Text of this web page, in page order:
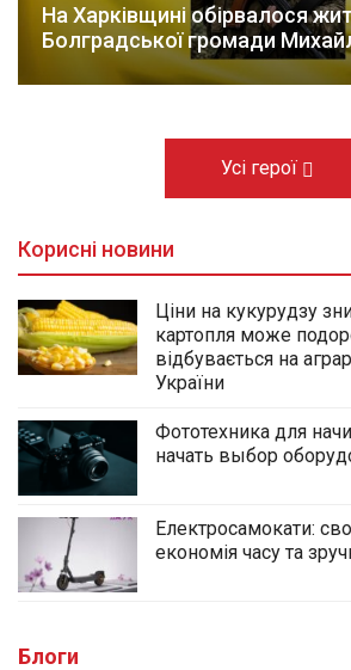
На Харківщині обірвалося
Болградської громади
Усі герої
Корисні новини
Ціни на кукурудзу
картопля може
відбувається на
України
Фототехника для
начать выбор
Електросамокати:
економія часу та
Блоги